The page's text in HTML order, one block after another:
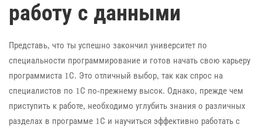
работу с данными
Представь, что ты успешно закончил университет по
специальности программирование и готов начать свою карьеру
программиста 1С. Это отличный выбор, так как спрос на
специалистов по 1С по-прежнему высок. Однако, прежде чем
приступить к работе, необходимо углубить знания о различных
разделах в программе 1С и научиться эффективно работать с